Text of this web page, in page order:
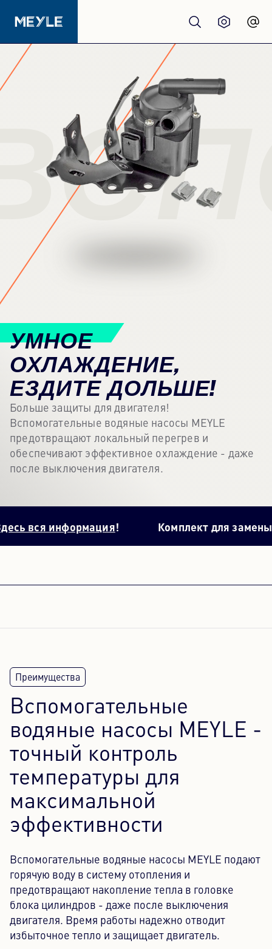
Продукция
качество
Автосервисы
Дистрибьюторы
О нас
Контентный центр
Карьера
Информационный бюллетень
Язык: Русский
УМНОЕ
ОХЛАЖДЕНИЕ,
ЕЗДИТЕ ДОЛЬШЕ!
Больше защиты для двигателя!
Вспомогательные водяные насосы MEYLE
предотвращают локальный перегрев и
обеспечивают эффективное охлаждение - даже
после выключения двигателя.
информация! Комплект для замены
Вспомогательные
водяные насосы MEYLE -
точный контроль
температуры для
максимальной
эффективности
Вспомогательные водяные насосы MEYLE подают
горячую воду в систему отопления и
предотвращают накопление тепла в головке
блока цилиндров - даже после выключения
двигателя. Время работы надежно отводит
избыточное тепло и защищает двигатель.